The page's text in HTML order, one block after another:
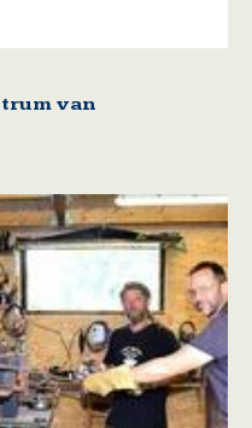
van